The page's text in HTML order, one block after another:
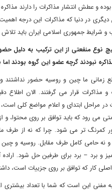
و عطش انتشار مذاکرات را دارند
در دنیا که مذاکرات این درجه
و شرایط جمهوری اسلامی ایران باید
نوع منفعتی از این ترکیب به دلیل
نبودند گرچه عضو این گروه بودند اما
زمانی ما چین و روسیه حضور نداشتند
و مذاکرات قرار می گرفتند. الان
در مراحل ابتدای و اعلام مواضع کلی
می رود که باید توافق بر روی
کمرنگ تر می شود. چرا که نه از طرف
نه حامی کامل طرف مقابل. روسیه و
و برد – برد برای طرفین حل شود.
کار که توافق بر روی جزییات است،
مفنی این است که شما با تعداد